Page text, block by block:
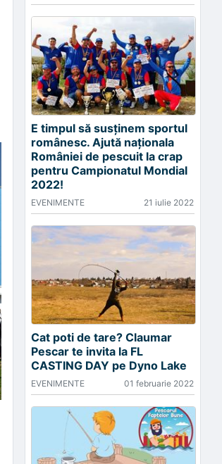
E timpul să susținem sportul
românesc. Ajută naționala
României de pescuit la crap
pentru Campionatul Mondial
2022!
EVENIMENTE 21 iulie 2022
Cat poti de tare? Claumar
Pescar te invita la FL
CASTING DAY pe Dyno Lake
EVENIMENTE 01 februarie 2022